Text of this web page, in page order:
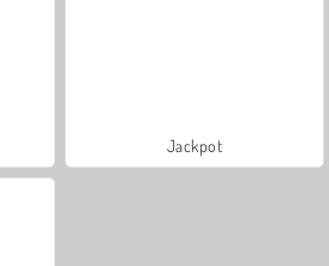
Jackpot